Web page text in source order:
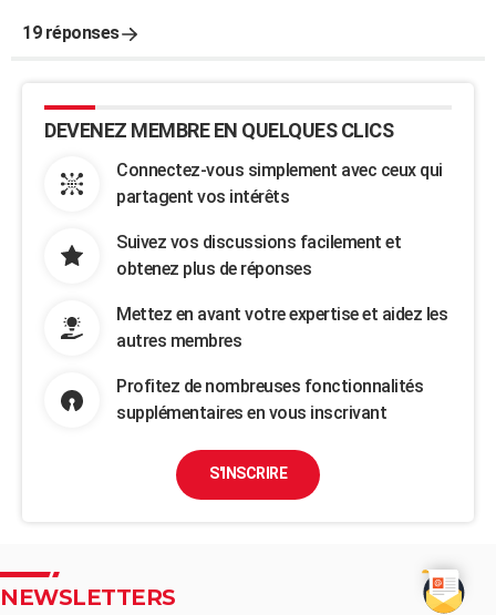
19 réponses
DEVENEZ MEMBRE EN QUELQUES CLICS
Connectez-vous simplement avec ceux qui
partagent vos intérêts
Suivez vos discussions facilement et
obtenez plus de réponses
Mettez en avant votre expertise et aidez les
autres membres
Profitez de nombreuses fonctionnalités
supplémentaires en vous inscrivant
S'INSCRIRE
NEWSLETTERS